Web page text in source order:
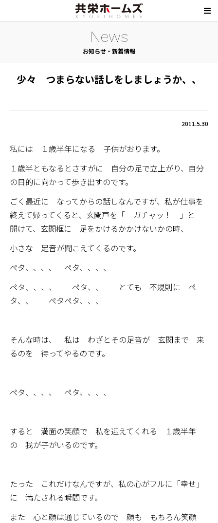
News
お知らせ・新着情報
少々 つまらない話しをしましょうか、、
2011.5.30
私には １歳半年になる 子供がおります。
１歳半ともなるとさすがに 自分の足で立上がり、自分
の目的に向かって歩き出すのです。
ごく最近に なってからの話しなんですが、私が仕事を
終えて帰ってくると、玄関戸を「 ガチャッ！ 」と
開けて、玄関框に 足をかけるかかけないかの時、
小さな 足音が聞こえてくるのです。
ペタ、、、、 ペタ、、、、
ペタ、、、、 ペタ、、 とても 不規則に ペ
タ、、 ペタペタ、、、
そんな時は、 私は わざとその足音が 玄関まで 来
るのを 待ってやるのです。
ペタ、、、、 ペタ、、、、
すると 満面の笑顔で 私を迎えてくれる １歳半年
の 我が子がいるのです。
たった これだけなんですが、私の心がフルに「幸せ」
に 満たされる瞬間です。
また 心と顔は通じているので 顔も もちろん笑顔